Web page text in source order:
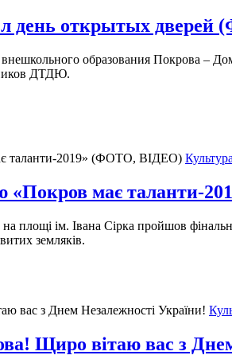
день открытых
образования Покрова –
ДТДЮ.
«Покров має таланти-
площі ім. Івана Сірка пройшов
земляків.
Щиро вітаю вас з